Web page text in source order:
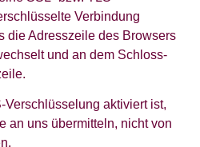
Verbindung
die Adresszeile des Browsers
und an dem Schloss-
aktiviert ist,
an uns übermitteln, nicht von